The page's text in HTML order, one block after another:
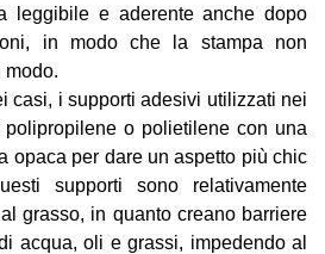
leggibile e aderente anche dopo
in modo che la stampa non
modo.
casi, i supporti adesivi utilizzati nei
o polietilene con una
opaca per dare un aspetto più chic
supporti sono relativamente
grasso, in quanto creano barriere
acqua, oli e grassi, impedendo al